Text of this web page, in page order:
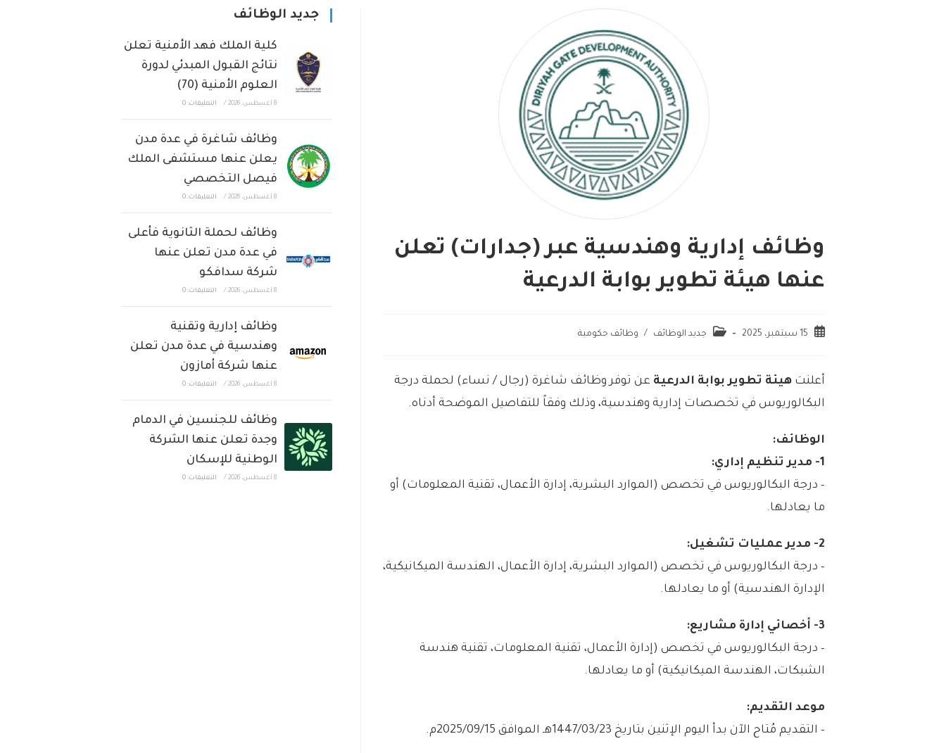
وظائف إدارية وهندسية عبر (جدارات) تعلن
عنها هيئة تطوير بوابة الدرعية
15 سبتمبر، 2025 جديد الوظائف / وظائف حكومية
أعلنت هيئة تطوير بوابة الدرعية عن توفر وظائف شاغرة (رجال / نساء) لحملة درجة
البكالوريوس في تخصصات إدارية وهندسية، وذلك وفقاً للتفاصيل الموضحة أدناه.
الوظائف:
1- مدير تنظيم إداري:
– درجة البكالوريوس في تخصص (الموارد البشرية، إدارة الأعمال، تقنية المعلومات) أو
ما يعادلها.
2- مدير عمليات تشغيل:
– درجة البكالوريوس في تخصص (الموارد البشرية، إدارة الأعمال، الهندسة الميكانيكية،
الإدارة الهندسية) أو ما يعادلها.
3- أخصائي إدارة مشاريع:
– درجة البكالوريوس في تخصص (إدارة الأعمال، تقنية المعلومات، تقنية هندسة
الشبكات، الهندسة الميكانيكية) أو ما يعادلها.
موعد التقديم:
– التقديم مُتاح الآن بدأ اليوم الإثنين بتاريخ 1447/03/23هـ الموافق 2025/09/15م.
جديد الوظائف
كلية الملك فهد الأمنية تعلن
نتائج القبول المبدئي لدورة
العلوم الأمنية (70)
8 أغسطس، 2026 / التعليقات: 0
وظائف شاغرة في عدة مدن
يعلن عنها مستشفى الملك
فيصل التخصصي
8 أغسطس، 2026 / التعليقات: 0
وظائف لحملة الثانوية فأعلى
في عدة مدن تعلن عنها
شركة سدافكو
8 أغسطس، 2026 / التعليقات: 0
وظائف إدارية وتقنية
وهندسية في عدة مدن تعلن
عنها شركة أمازون
8 أغسطس، 2026 / التعليقات: 0
وظائف للجنسين في الدمام
وجدة تعلن عنها الشركة
الوطنية للإسكان
8 أغسطس، 2026 / التعليقات: 0